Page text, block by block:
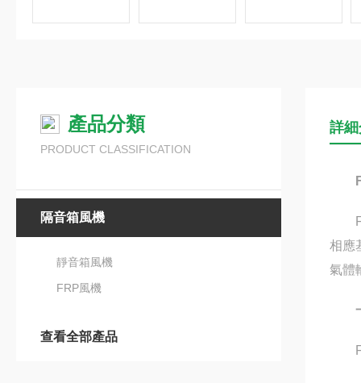
產品分類
PRODUCT CLASSIFICATION
隔音箱風機
靜音箱風機
FRP風機
查看全部產品
詳
相應
氣體